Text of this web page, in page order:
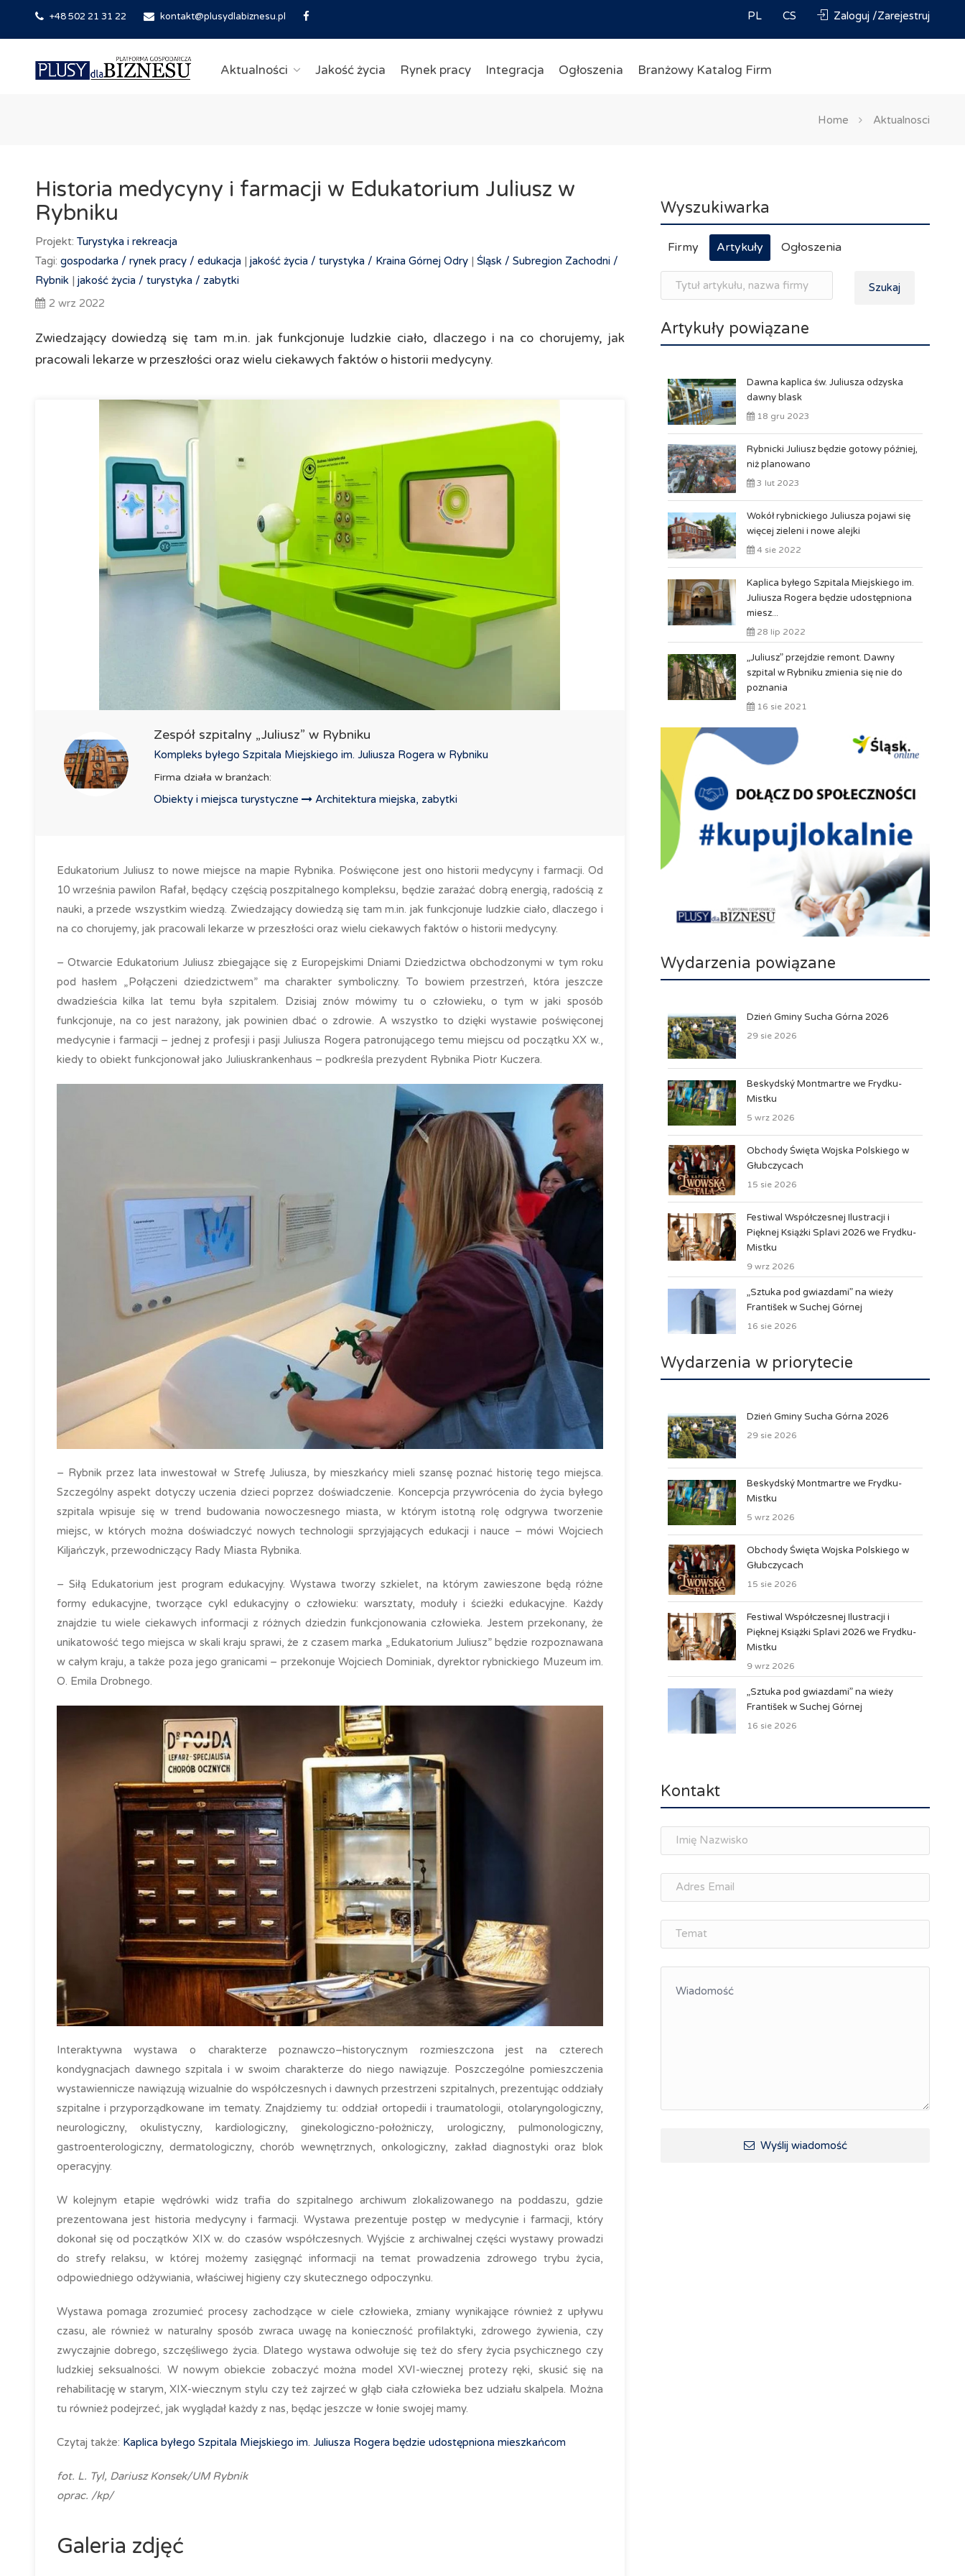
+48 502 21 31 22 kontakt@plusydlabiznesu.pl PL CS Zaloguj /Zarejestruj
Aktualności Jakość życia Rynek pracy Integracja Ogłoszenia Branżowy Katalog Firm
Home Aktualnosci
Historia medycyny i farmacji w Edukatorium Juliusz w
Rybniku
Projekt: Turystyka i rekreacja
Tagi: gospodarka / rynek pracy / edukacja | jakość życia / turystyka / Kraina Górnej Odry | Śląsk / Subregion Zachodni /
Rybnik | jakość życia / turystyka / zabytki
2 wrz 2022
Zwiedzający dowiedzą się tam m.in. jak funkcjonuje ludzkie ciało, dlaczego i na co chorujemy, jak
pracowali lekarze w przeszłości oraz wielu ciekawych faktów o historii medycyny.
Zespół szpitalny „Juliusz” w Rybniku
Kompleks byłego Szpitala Miejskiego im. Juliusza Rogera w Rybniku
Firma działa w branżach:
Obiekty i miejsca turystyczne Architektura miejska, zabytki
Edukatorium Juliusz to nowe miejsce na mapie Rybnika. Poświęcone jest ono historii medycyny i farmacji. Od
10 września pawilon Rafał, będący częścią poszpitalnego kompleksu, będzie zarażać dobrą energią, radością z
nauki, a przede wszystkim wiedzą. Zwiedzający dowiedzą się tam m.in. jak funkcjonuje ludzkie ciało, dlaczego i
na co chorujemy, jak pracowali lekarze w przeszłości oraz wielu ciekawych faktów o historii medycyny.
– Otwarcie Edukatorium Juliusz zbiegające się z Europejskimi Dniami Dziedzictwa obchodzonymi w tym roku
pod hasłem „Połączeni dziedzictwem” ma charakter symboliczny. To bowiem przestrzeń, która jeszcze
dwadzieścia kilka lat temu była szpitalem. Dzisiaj znów mówimy tu o człowieku, o tym w jaki sposób
funkcjonuje, na co jest narażony, jak powinien dbać o zdrowie. A wszystko to dzięki wystawie poświęconej
medycynie i farmacji – jednej z profesji i pasji Juliusza Rogera patronującego temu miejscu od początku XX w.,
kiedy to obiekt funkcjonował jako Juliuskrankenhaus – podkreśla prezydent Rybnika Piotr Kuczera.
– Rybnik przez lata inwestował w Strefę Juliusza, by mieszkańcy mieli szansę poznać historię tego miejsca.
Szczególny aspekt dotyczy uczenia dzieci poprzez doświadczenie. Koncepcja przywrócenia do życia byłego
szpitala wpisuje się w trend budowania nowoczesnego miasta, w którym istotną rolę odgrywa tworzenie
miejsc, w których można doświadczyć nowych technologii sprzyjających edukacji i nauce – mówi Wojciech
Kiljańczyk, przewodniczący Rady Miasta Rybnika.
– Siłą Edukatorium jest program edukacyjny. Wystawa tworzy szkielet, na którym zawieszone będą różne
formy edukacyjne, tworzące cykl edukacyjny o człowieku: warsztaty, moduły i ścieżki edukacyjne. Każdy
znajdzie tu wiele ciekawych informacji z różnych dziedzin funkcjonowania człowieka. Jestem przekonany, że
unikatowość tego miejsca w skali kraju sprawi, że z czasem marka „Edukatorium Juliusz” będzie rozpoznawana
w całym kraju, a także poza jego granicami – przekonuje Wojciech Dominiak, dyrektor rybnickiego Muzeum im.
O. Emila Drobnego.
Interaktywna wystawa o charakterze poznawczo–historycznym rozmieszczona jest na czterech
kondygnacjach dawnego szpitala i w swoim charakterze do niego nawiązuje. Poszczególne pomieszczenia
wystawiennicze nawiązują wizualnie do współczesnych i dawnych przestrzeni szpitalnych, prezentując oddziały
szpitalne i przyporządkowane im tematy. Znajdziemy tu: oddział ortopedii i traumatologii, otolaryngologiczny,
neurologiczny, okulistyczny, kardiologiczny, ginekologiczno-położniczy, urologiczny, pulmonologiczny,
gastroenterologiczny, dermatologiczny, chorób wewnętrznych, onkologiczny, zakład diagnostyki oraz blok
operacyjny.
W kolejnym etapie wędrówki widz trafia do szpitalnego archiwum zlokalizowanego na poddaszu, gdzie
prezentowana jest historia medycyny i farmacji. Wystawa prezentuje postęp w medycynie i farmacji, który
dokonał się od początków XIX w. do czasów współczesnych. Wyjście z archiwalnej części wystawy prowadzi
do strefy relaksu, w której możemy zasięgnąć informacji na temat prowadzenia zdrowego trybu życia,
odpowiedniego odżywiania, właściwej higieny czy skutecznego odpoczynku.
Wystawa pomaga zrozumieć procesy zachodzące w ciele człowieka, zmiany wynikające również z upływu
czasu, ale również w naturalny sposób zwraca uwagę na konieczność profilaktyki, zdrowego żywienia, czy
zwyczajnie dobrego, szczęśliwego życia. Dlatego wystawa odwołuje się też do sfery życia psychicznego czy
ludzkiej seksualności. W nowym obiekcie zobaczyć można model XVI-wiecznej protezy ręki, skusić się na
rehabilitację w starym, XIX-wiecznym stylu czy też zajrzeć w głąb ciała człowieka bez udziału skalpela. Można
tu również podejrzeć, jak wyglądał każdy z nas, będąc jeszcze w łonie swojej mamy.
Czytaj także: Kaplica byłego Szpitala Miejskiego im. Juliusza Rogera będzie udostępniona mieszkańcom
fot. L. Tyl, Dariusz Konsek/UM Rybnik
oprac. /kp/
Galeria zdjęć
Wyszukiwarka
Firmy Artykuły Ogłoszenia
Szukaj
Artykuły powiązane
Dawna kaplica św. Juliusza odzyska
dawny blask
18 gru 2023
Rybnicki Juliusz będzie gotowy później,
niż planowano
3 lut 2023
Wokół rybnickiego Juliusza pojawi się
więcej zieleni i nowe alejki
4 sie 2022
Kaplica byłego Szpitala Miejskiego im.
Juliusza Rogera będzie udostępniona
miesz...
28 lip 2022
„Juliusz” przejdzie remont. Dawny
szpital w Rybniku zmienia się nie do
poznania
16 sie 2021
Wydarzenia powiązane
Dzień Gminy Sucha Górna 2026
29 sie 2026
Beskydský Montmartre we Frydku-
Mistku
5 wrz 2026
Obchody Święta Wojska Polskiego w
Głubczycach
15 sie 2026
Festiwal Współczesnej Ilustracji i
Pięknej Książki Splavi 2026 we Frydku-
Mistku
9 wrz 2026
„Sztuka pod gwiazdami” na wieży
František w Suchej Górnej
16 sie 2026
Wydarzenia w priorytecie
Dzień Gminy Sucha Górna 2026
29 sie 2026
Beskydský Montmartre we Frydku-
Mistku
5 wrz 2026
Obchody Święta Wojska Polskiego w
Głubczycach
15 sie 2026
Festiwal Współczesnej Ilustracji i
Pięknej Książki Splavi 2026 we Frydku-
Mistku
9 wrz 2026
„Sztuka pod gwiazdami” na wieży
František w Suchej Górnej
16 sie 2026
Kontakt
Wyślij wiadomość